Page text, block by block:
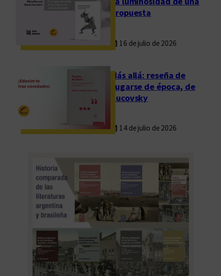
propuesta
16 de julio de 2026
Más allá: reseña de
Fugarse de época, de
Rucovsky
14 de julio de 2026